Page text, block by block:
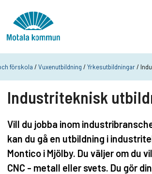
förskola /Vuxenutbildning /Yrkesutbildningar/
Industriteknisk
Vill du jobba inom
kan du gå en utbildning i
Montico i Mjölby. Du väljer om du
CNC - metall eller svets. Du gör